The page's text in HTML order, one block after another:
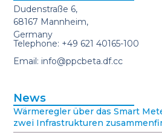
News
Wärmeregler über das Smart
zwei Infrastrukturen
Dudenstraße 6,
68167 Mannheim,
Germany
Telephone: +49 621 40165-100
Email: info@ppcbeta.df.cc